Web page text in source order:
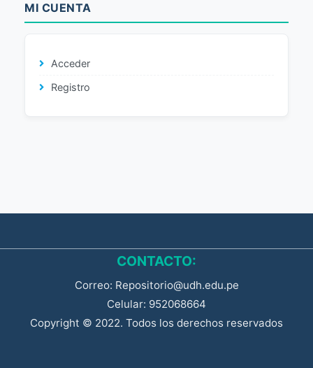
MI CUENTA
Acceder
Registro
CONTACTO:
Correo: Repositorio@udh.edu.pe
Celular: 952068664
Copyright © 2022. Todos los derechos reservados